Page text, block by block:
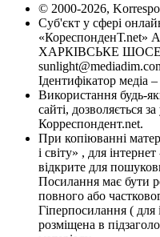
© 2000-2026,
Суб'єкт у сфері
«КореспонденТ.net»
ХАРКІВСЬКЕ ШОСЕ,
Ідентифікатор медіа
Використання будь-
сайті, дозволяється
Корреспондент.net.
При копіюванні
і світу» , для
відкрите для
Посилання має бути
повного або
Гіперпосилання (
розміщена в